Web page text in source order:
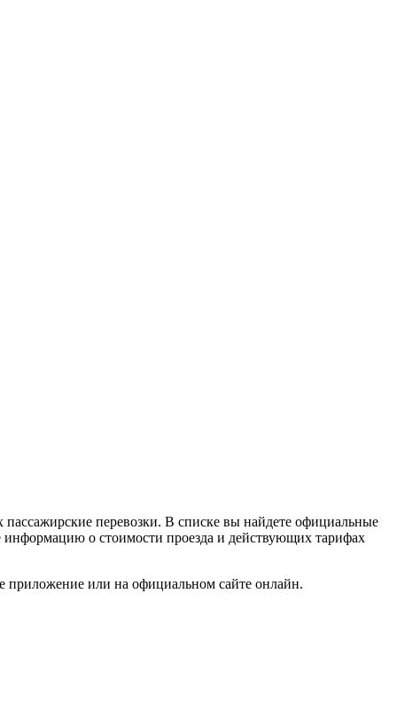
перевозки. В списке вы найдете официальные
о стоимости проезда и действующих тарифах
приложение или на официальном сайте онлайн.